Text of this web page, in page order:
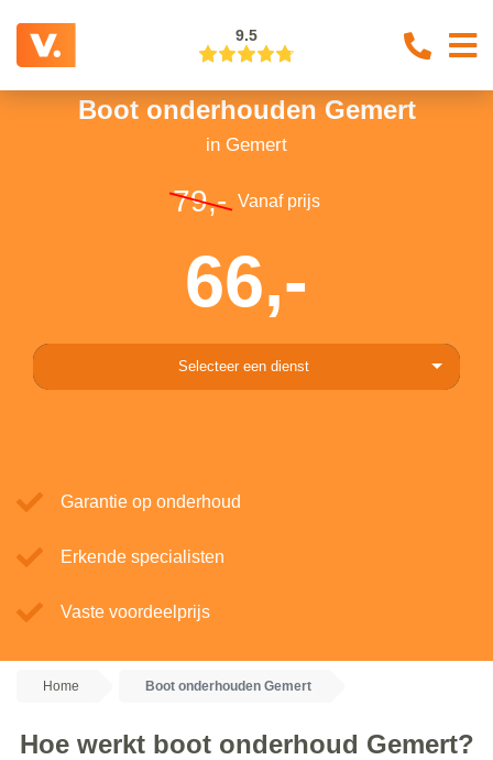
9.5
Boot onderhouden Gemert
in Gemert
79,- Vanaf prijs
66,-
Selecteer een dienst
Garantie op onderhoud
Erkende specialisten
Vaste voordeelprijs
Home Boot onderhouden Gemert
Hoe werkt boot onderhoud Gemert?